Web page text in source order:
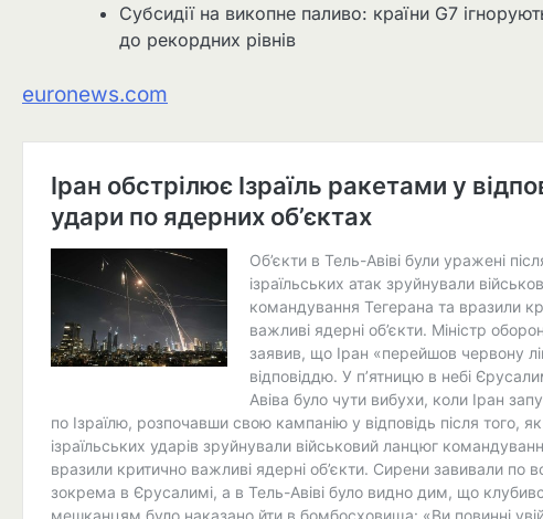
Субсидії на викопне паливо: країни G7
до рекордних рівнів
euronews.com